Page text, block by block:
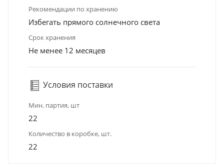
Рекомендации по хранению
Избегать прямого солнечного света
Срок хранения
Не менее 12 месяцев
Условия поставки
Мин. партия, шт
22
Количество в коробке, шт.
22